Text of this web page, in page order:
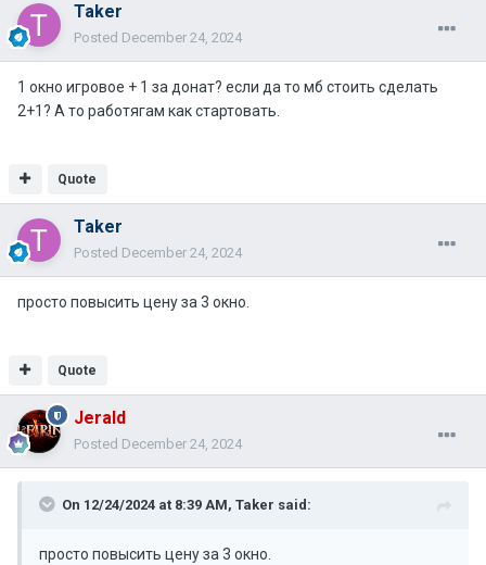
Taker
Posted December 24, 2024
1 окно игровое + 1 за донат? если да то мб стоить сделать
2+1? А то работягам как стартовать.
Quote
Taker
Posted December 24, 2024
просто повысить цену за 3 окно.
Quote
Jerald
Posted December 24, 2024
On 12/24/2024 at 8:39 AM, Taker said:
просто повысить цену за 3 окно.